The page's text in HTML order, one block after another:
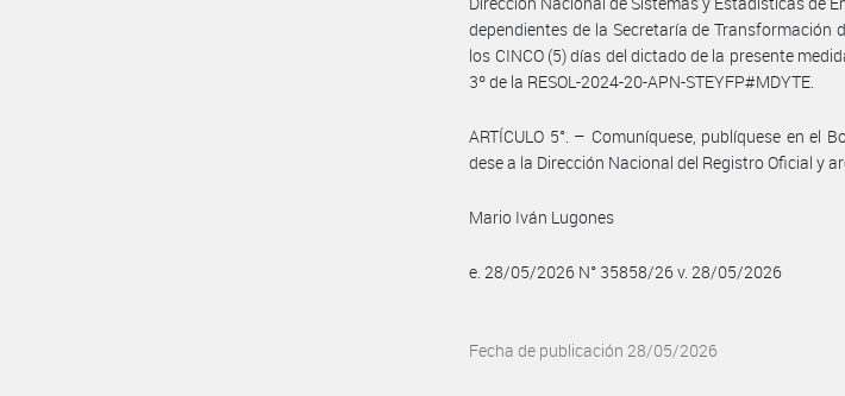
dependientes de la Secretaría de Transformación
los CINCO (5) días del dictado de la presente
3º de la RESOL-2024-20-APN-STEYFP#MDYTE.
ARTÍCULO 5°. – Comuníquese, publíquese en el
dese a la Dirección Nacional del Registro Oficial y
Mario Iván Lugones
e. 28/05/2026 N° 35858/26 v. 28/05/2026
Fecha de publicación 28/05/2026